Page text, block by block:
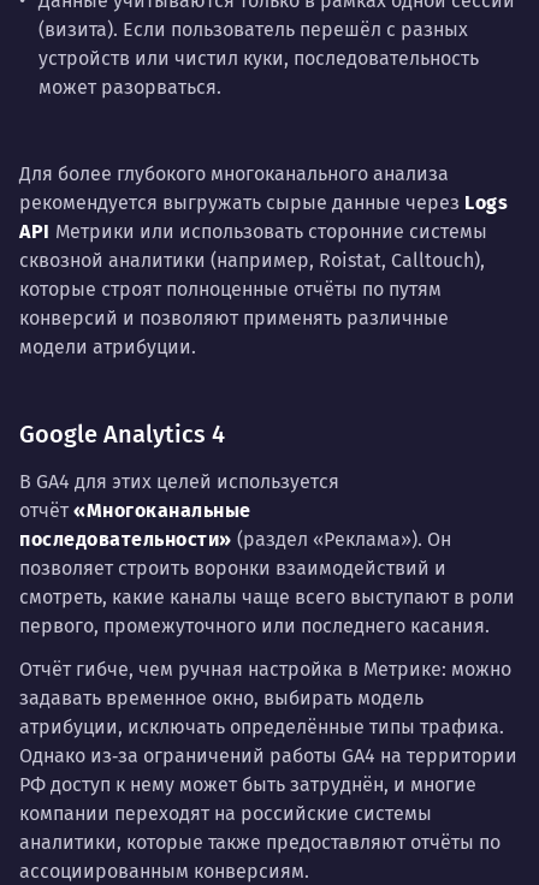
(визита). Если пользователь перешёл с разных
устройств или чистил куки, последовательность
может разорваться.
Для более глубокого многоканального анализа
рекомендуется выгружать сырые данные через Logs
API Метрики или использовать сторонние системы
сквозной аналитики (например, Roistat, Calltouch),
которые строят полноценные отчёты по путям
конверсий и позволяют применять различные
модели атрибуции.
Google Analytics 4
В GA4 для этих целей используется
отчёт«Многоканальные
последовательности» (раздел «Реклама»). Он
позволяет строить воронки взаимодействий и
смотреть, какие каналы чаще всего выступают в роли
первого, промежуточного или последнего касания.
Отчёт гибче, чем ручная настройка в Метрике: можно
задавать временное окно, выбирать модель
атрибуции, исключать определённые типы трафика.
Однако из‑за ограничений работы GA4 на территории
РФ доступ к нему может быть затруднён, и многие
компании переходят на российские системы
аналитики, которые также предоставляют отчёты по
ассоциированным конверсиям.